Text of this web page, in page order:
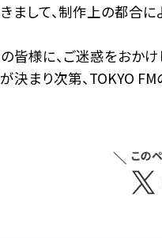
して、制作上の都合に
皆様に、ご迷惑をおか
まり次第、TOKYO FM